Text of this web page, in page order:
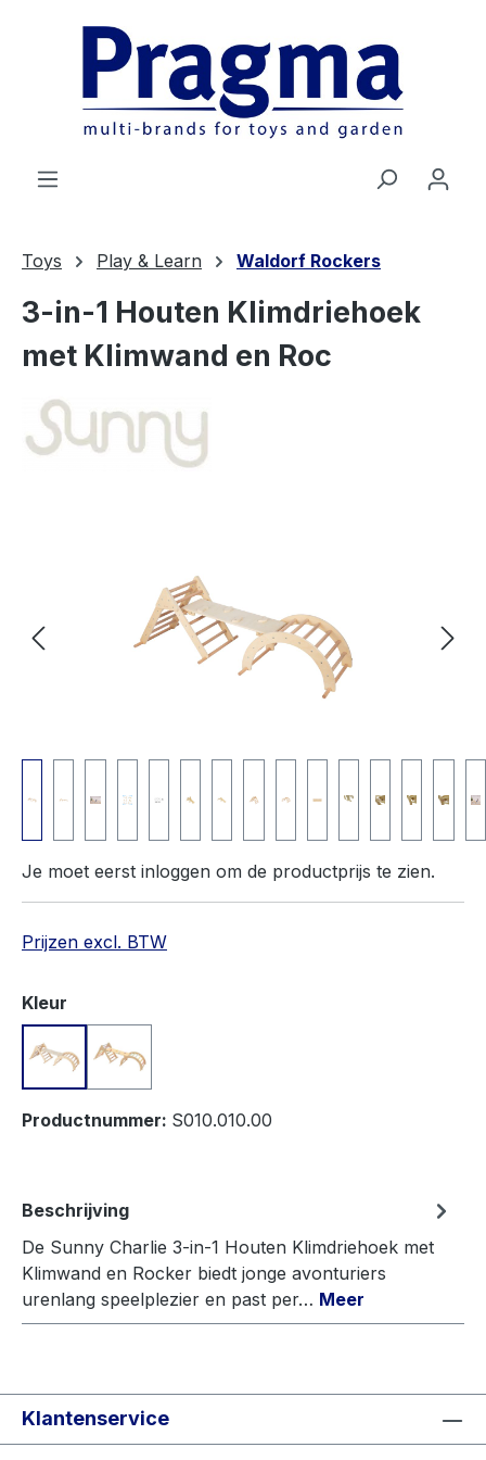
Ga naar de hoofdinhoud
Toys Play & Learn Waldorf Rockers
3-in-1 Houten Klimdriehoek
met Klimwand en Roc
Je moet eerst inloggen om de productprijs te zien.
Prijzen excl. BTW
Selecteer
Kleur
Natural Pastel
Productnummer: S010.010.00
Beschrijving
De Sunny Charlie 3-in-1 Houten Klimdriehoek met
Klimwand en Rocker biedt jonge avonturiers
urenlang speelplezier en past per… Meer
Klantenservice